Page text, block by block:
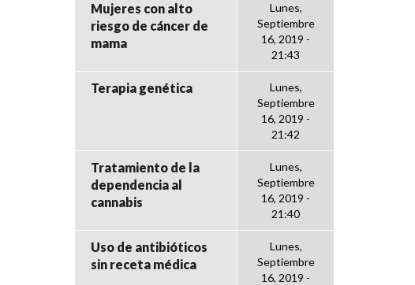
Mujeres con alto
riesgo de cáncer de
mama
Lunes,
Septiembre
16, 2019 -
21:43
Terapia genética
Lunes,
Septiembre
16, 2019 -
21:42
Tratamiento de la
dependencia al
cannabis
Lunes,
Septiembre
16, 2019 -
21:40
Uso de antibióticos
sin receta médica
Lunes,
Septiembre
16, 2019 -